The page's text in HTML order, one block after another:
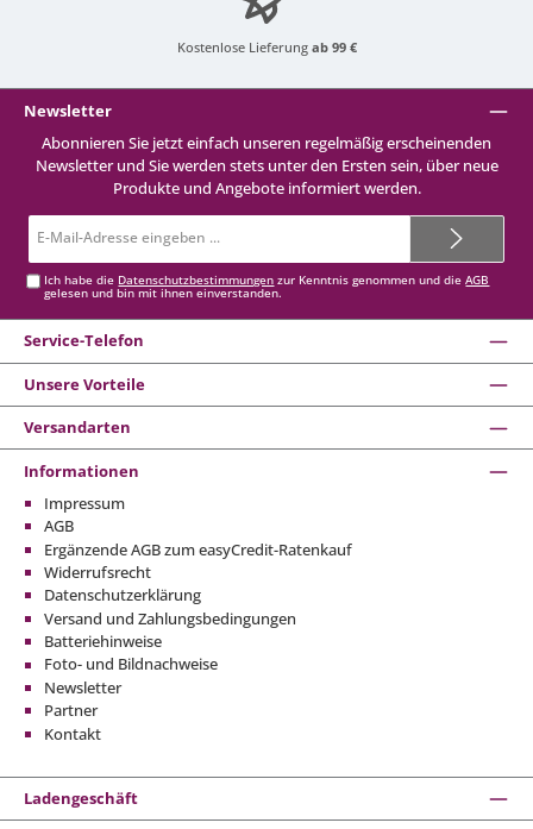
Kostenlose Lieferung ab 99 €
Newsletter
Abonnieren Sie jetzt einfach unseren regelmäßig erscheinenden
Newsletter und Sie werden stets unter den Ersten sein, über neue
Produkte und Angebote informiert werden.
Mail-
Ich habe die Datenschutzbestimmungen zur Kenntnis genommen und dieAGB
gelesen und bin mit ihnen einverstanden.
Service-Telefon
Unsere Vorteile
Versandarten
Informationen
Impressum
AGB
Ergänzende AGB zum easyCredit-Ratenkauf
Widerrufsrecht
Datenschutzerklärung
Versand und Zahlungsbedingungen
Batteriehinweise
Foto- und Bildnachweise
Newsletter
Partner
Kontakt
Ladengeschäft